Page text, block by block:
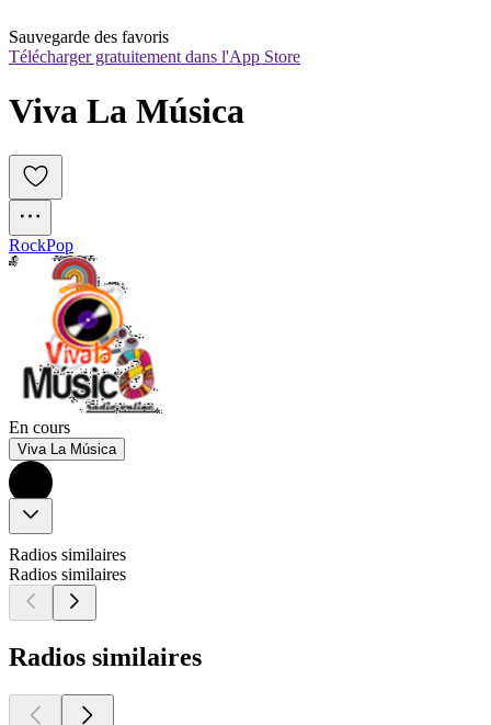
Sauvegarde des favoris
Télécharger gratuitement dans l'App Store
Viva La Música
RockPop
En cours
Viva La Música
Radios similaires
Radios similaires
Radios similaires